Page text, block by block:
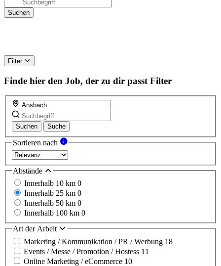
Filter
Finde hier den Job, der zu dir passt Filter
Suchen Suche
Sortieren nach
Abstände
Innerhalb 10 km 0
Innerhalb 25 km 0
Innerhalb 50 km 0
Innerhalb 100 km 0
Art der Arbeit
Marketing / Kommunikation / PR / Werbung 18
Events / Messe / Promotion / Hostess 11
Online Marketing / eCommerce 10